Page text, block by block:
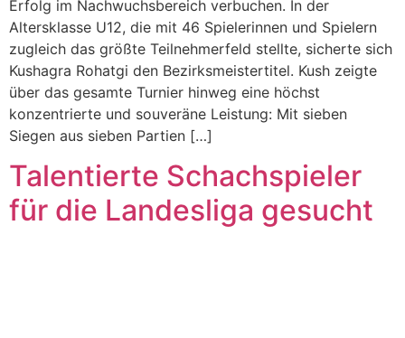
Erfolg im Nachwuchsbereich verbuchen. In der
Altersklasse U12, die mit 46 Spielerinnen und Spielern
zugleich das größte Teilnehmerfeld stellte, sicherte sich
Kushagra Rohatgi den Bezirksmeistertitel. Kush zeigte
über das gesamte Turnier hinweg eine höchst
konzentrierte und souveräne Leistung: Mit sieben
Siegen aus sieben Partien […]
Talentierte Schachspieler
für die Landesliga gesucht